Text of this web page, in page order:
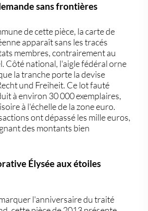
sans frontières
de cette pièce, la carte de
apparaît sans les tracés
membres, contrairement au
Côté national, l'aigle fédéral orne
la tranche porte la devise
und Freiheit. Ce lot fauté
à environ 30 000 exemplaires,
à l'échelle de la zone euro.
ont dépassé les mille euros,
des montants bien
Élysée aux étoiles
l'anniversaire du traité